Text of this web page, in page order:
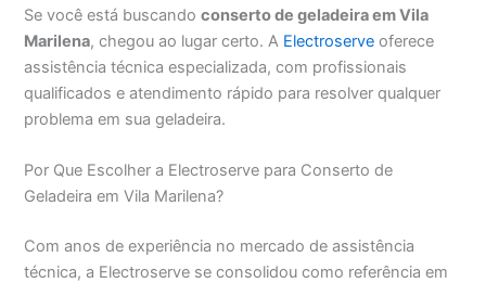
Se você está buscandoconserto de geladeira em Vila
Marilena, chegou ao lugar certo. A Electroserve oferece
assistência técnica especializada, com profissionais
qualificados e atendimento rápido para resolver qualquer
problema em sua geladeira.
Por Que Escolher a Electroserve para Conserto de
Geladeira em Vila Marilena?
Com anos de experiência no mercado de assistência
técnica, a Electroserve se consolidou como referência em